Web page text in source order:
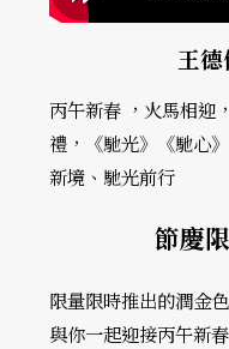
王
丙午新春 ，火馬相迎
禮，《馳光》《馳心
新境、馳光前行
節慶
限量限時推出的潤金
與你一起迎接丙午新